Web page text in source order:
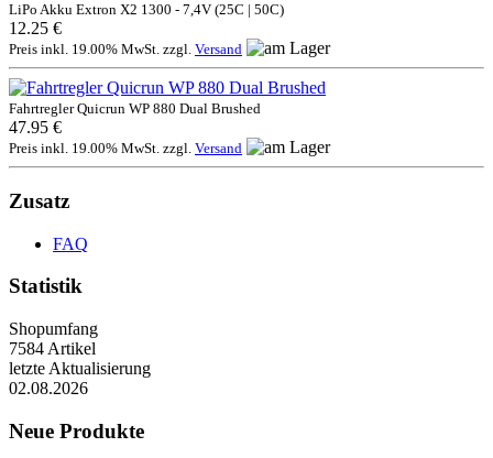
LiPo Akku Extron X2 1300 - 7,4V (25C | 50C)
12.25 €
Preis inkl. 19.00% MwSt. zzgl. Versand
Fahrtregler Quicrun WP 880 Dual Brushed
47.95 €
Preis inkl. 19.00% MwSt. zzgl. Versand
Zusatz
FAQ
Statistik
Shopumfang
7584 Artikel
letzte Aktualisierung
02.08.2026
Neue Produkte